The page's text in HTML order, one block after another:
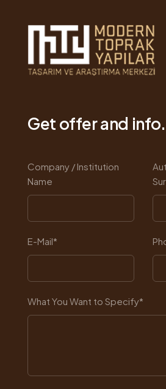
Get offer and info.
Company / Institution
Name
E-Mail*
What You Want to Specify*
Project
İnşa etmek
gibi
Anahtar teslim
kanallarımızdan